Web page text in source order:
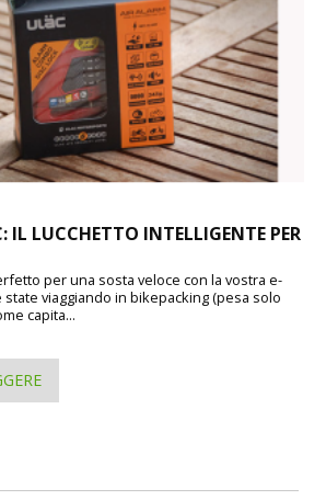
IL LUCCHETTO INTELLIGENTE PER
per una sosta veloce con la vostra e-
state viaggiando in bikepacking (pesa solo
capita...